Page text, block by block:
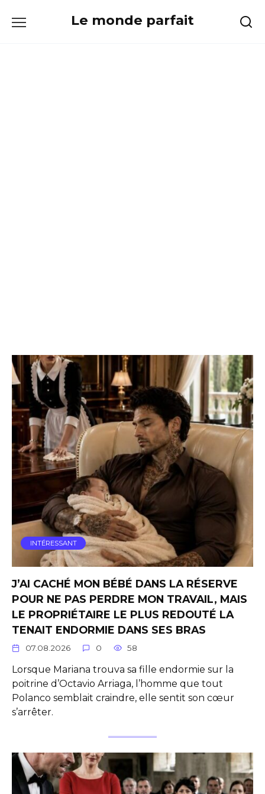
Le monde parfait
INTÉRESSANT
J’AI CACHÉ MON BÉBÉ DANS LA RÉSERVE
POUR NE PAS PERDRE MON TRAVAIL, MAIS
LE PROPRIÉTAIRE LE PLUS REDOUTÉ LA
TENAIT ENDORMIE DANS SES BRAS
07.08.2026 0 58
Lorsque Mariana trouva sa fille endormie sur la
poitrine d’Octavio Arriaga, l’homme que tout
Polanco semblait craindre, elle sentit son cœur
s’arrêter.